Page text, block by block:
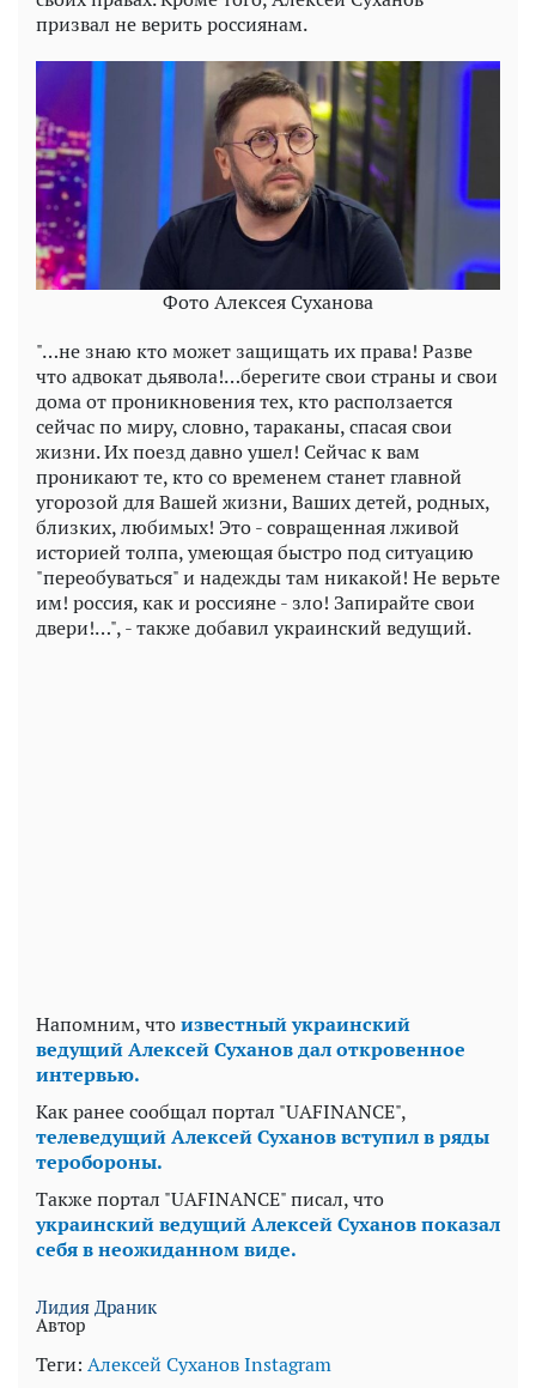
призвал не верить россиянам.
Фото Алексея Суханова
"…не знаю кто может защищать их права! Разве
что адвокат дьявола!…берегите свои страны и свои
дома от проникновения тех, кто расползается
сейчас по миру, словно, тараканы, спасая свои
жизни. Их поезд давно ушел! Сейчас к вам
проникают те, кто со временем станет главной
угорозой для Вашей жизни, Ваших детей, родных,
близких, любимых! Это - совращенная лживой
историей толпа, умеющая быстро под ситуацию
"переобуваться" и надежды там никакой! Не верьте
им! россия, как и россияне - зло! Запирайте свои
двери!…", - также добавил украинский ведущий.
Напомним, чтоизвестный украинский
ведущий Алексей Суханов дал откровенное
интервью.
Как ранее сообщал портал "UAFINANCE",
телеведущий Алексей Суханов вступил в ряды
теробороны.
Также портал "UAFINANCE" писал, что
украинский ведущий Алексей Суханов показал
себя в неожиданном виде.
Лидия Драник
Автор
Теги: Алексей СухановInstagram